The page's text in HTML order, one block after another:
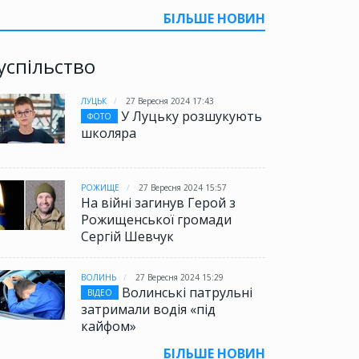
БІЛЬШЕ НОВИН
ЛУЦЬК
27 Вересня 2024 17:43
ФОТО
У Луцьку розшукують
школяра
РОЖИЩЕ 27 Вересня 2024 15:57
На війні загинув Герой з
Рожищенської громади
Сергій Шевчук
ВОЛИНЬ
27 Вересня 2024 15:29
ВІДЕО
Волинські патрульні
затримали водія «під
кайфом»
БІЛЬШЕ НОВИН